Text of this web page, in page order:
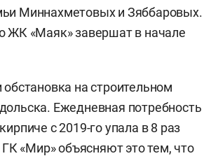
Краснодара, а также
«Велесстрой» —
«Газпрома»
не быть дома месяц, и ПОЗиС
не создаст, — говорит Егоров.
Трейд“ „перевез“ „Голубой
Миннахметовых и Зяббаровых.
ЖК «Маяк» завершат в начале
на строительном
Ежедневная потребность
с 2019-го упала в 8 раз
«Мир» объясняют это тем, что